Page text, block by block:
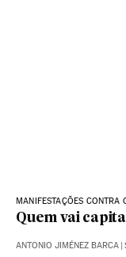
MANIFESTAÇÕES CONTRA
Quem vai
ANTONIO JIMÉNEZ BARCA |